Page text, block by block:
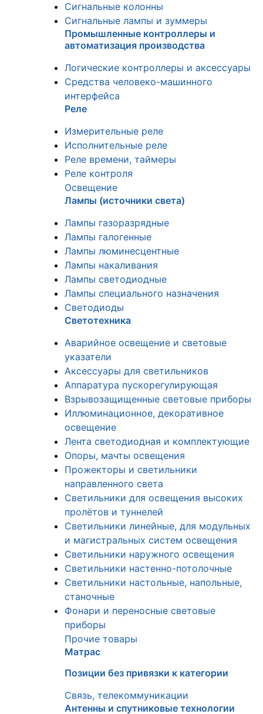
Сигнальные колонны
Сигнальные лампы и зуммеры
Промышленные контроллеры и
автоматизация производства
Логические контроллеры и аксессуары
Средства человеко-машинного
интерфейса
Реле
Измерительные реле
Исполнительные реле
Реле времени, таймеры
Реле контроля
Освещение
Лампы (источники света)
Лампы газоразрядные
Лампы галогенные
Лампы люминесцентные
Лампы накаливания
Лампы светодиодные
Лампы специального назначения
Светодиоды
Светотехника
Аварийное освещение и световые
указатели
Аксессуары для светильников
Аппаратура пускорегулирующая
Взрывозащищенные световые приборы
Иллюминационное, декоративное
освещение
Лента светодиодная и комплектующие
Опоры, мачты освещения
Прожекторы и светильники
направленного света
Светильники для освещения высоких
пролётов и туннелей
Светильники линейные, для модульных
и магистральных систем освещения
Светильники наружного освещения
Светильники настенно-потолочные
Светильники настольные, напольные,
станочные
Фонари и переносные световые
приборы
Прочие товары
Матрас
Позиции без привязки к категории
Связь, телекоммуникации
Антенны и спутниковые технологии